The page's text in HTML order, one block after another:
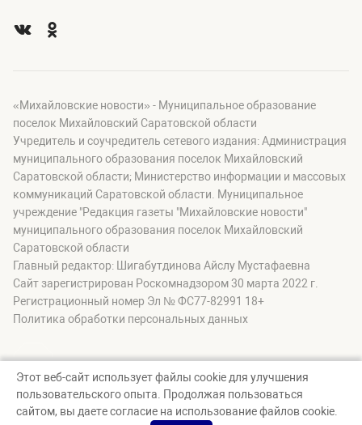
«Михайловские новости» - Муниципальное образование
поселок Михайловский Саратовской области
Учредитель и соучредитель сетевого издания: Администрация
муниципального образования поселок Михайловский
Саратовской области; Министерство информации и массовых
коммуникаций Саратовской области. Муниципальное
учреждение "Редакция газеты "Михайловские новости"
муниципального образования поселок Михайловский
Саратовской области
Главный редактор: Шигабутдинова Айслу Мустафаевна
Сайт зарегистрирован Роскомнадзором 30 марта 2022 г.
Регистрационный номер Эл № ФС77-82991 18+
Политика обработки персональных данных
© Михайловские новости, 2026
Создание сайта — nopreset
Этот веб-сайт использует файлы cookie для улучшения
пользовательского опыта. Продолжая пользоваться
сайтом, вы даете согласие на использование файлов cookie.